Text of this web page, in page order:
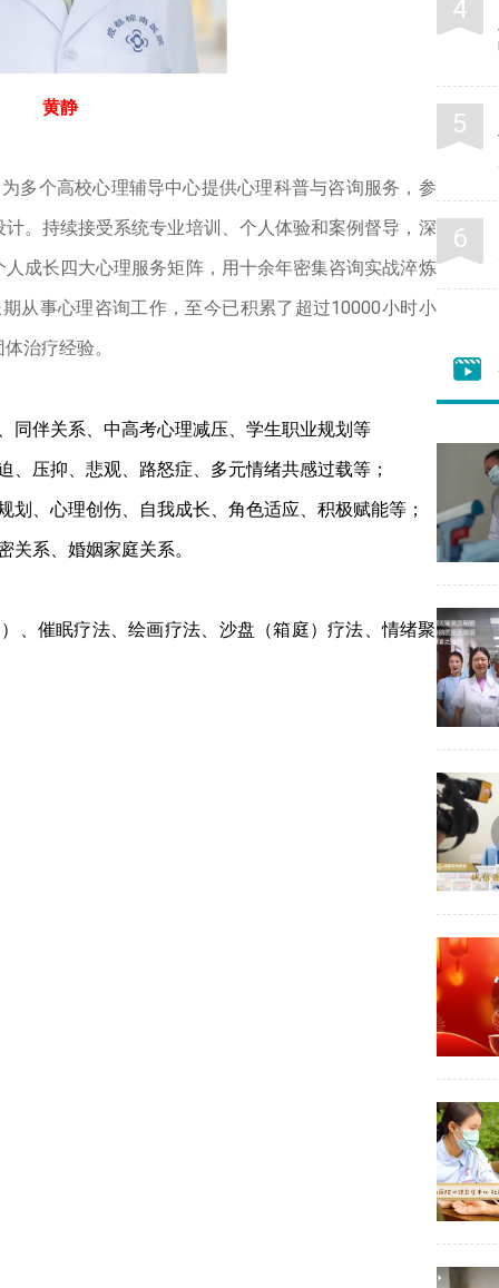
黄静
多个高校心理辅导中心提供心理科普与咨询服务，参
。持续接受系统专业培训、个人体验和案例督导，深
成长四大心理服务矩阵，用十余年密集咨询实战淬炼
从事心理咨询工作，至今已积累了超过10000小时小
治疗经验。
伴关系、中高考心理减压、学生职业规划等
压抑、悲观、路怒症、多元情绪共感过载等；
、心理创伤、自我成长、角色适应、积极赋能等；
系、婚姻家庭关系。
催眠疗法、绘画疗法、沙盘（箱庭）疗法、情绪聚